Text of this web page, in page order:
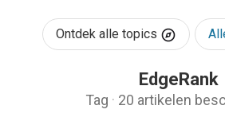
Ontdek alle topics
EdgeRank
Tag · 20 artikelen